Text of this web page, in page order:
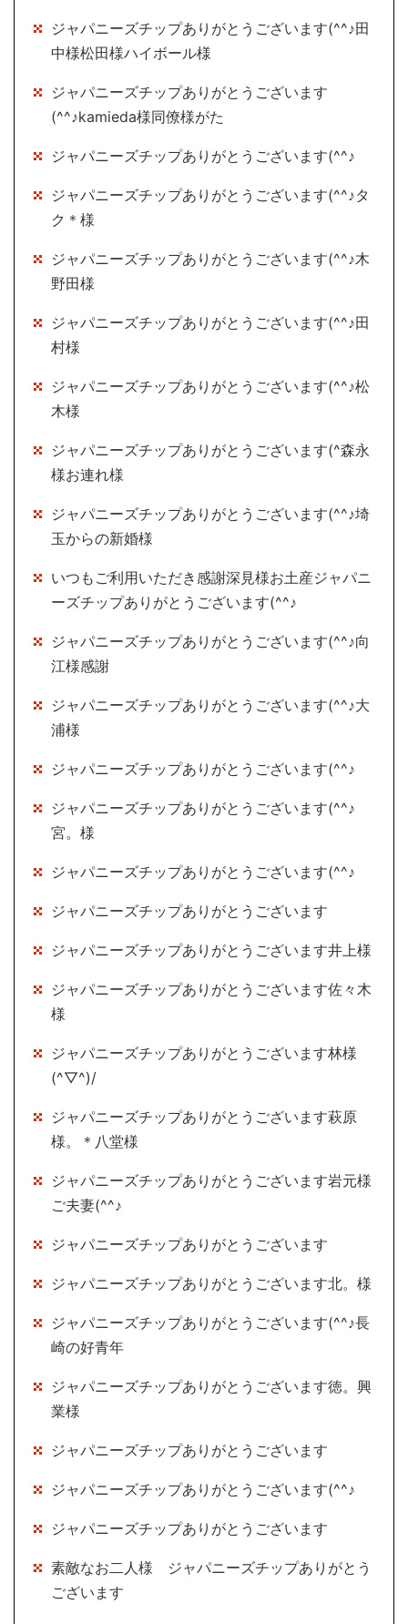
ジャパニーズチップありがとうございます(^^♪田
中様松田様ハイボール様
ジャパニーズチップありがとうございます
(^^♪kamieda様同僚様がた
ジャパニーズチップありがとうございます(^^♪
ジャパニーズチップありがとうございます(^^♪タ
ク＊様
ジャパニーズチップありがとうございます(^^♪木
野田様
ジャパニーズチップありがとうございます(^^♪田
村様
ジャパニーズチップありがとうございます(^^♪松
木様
ジャパニーズチップありがとうございます(^森永
様お連れ様
ジャパニーズチップありがとうございます(^^♪埼
玉からの新婚様
いつもご利用いただき感謝深見様お土産ジャパニ
ーズチップありがとうございます(^^♪
ジャパニーズチップありがとうございます(^^♪向
江様感謝
ジャパニーズチップありがとうございます(^^♪大
浦様
ジャパニーズチップありがとうございます(^^♪
ジャパニーズチップありがとうございます(^^♪
宮。様
ジャパニーズチップありがとうございます(^^♪
ジャパニーズチップありがとうございます
ジャパニーズチップありがとうございます井上様
ジャパニーズチップありがとうございます佐々木
様
ジャパニーズチップありがとうございます林様
(^▽^)/
ジャパニーズチップありがとうございます萩原
様。＊八堂様
ジャパニーズチップありがとうございます岩元様
ご夫妻(^^♪
ジャパニーズチップありがとうございます
ジャパニーズチップありがとうございます北。様
ジャパニーズチップありがとうございます(^^♪長
崎の好青年
ジャパニーズチップありがとうございます徳。興
業様
ジャパニーズチップありがとうございます
ジャパニーズチップありがとうございます(^^♪
ジャパニーズチップありがとうございます
素敵なお二人様 ジャパニーズチップありがとう
ございます